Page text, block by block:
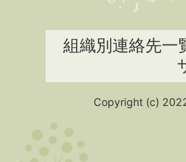
組織別連絡先一
Copyright (c)